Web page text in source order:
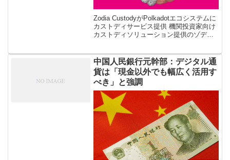
Zodia CustodyがPolkadotエコシステムに
カストディサービス提供 機関投資家向け
カストディソリューション提供のゾディ
中国人民銀行元幹部：デジタル通
貨は「現金以外でも幅広く活用す
べき」と強調